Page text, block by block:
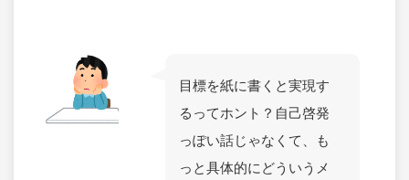
目標を紙に書くと実現す
るってホント？自己啓発
っぽい話じゃなくて、も
っと具体的にどういうメ